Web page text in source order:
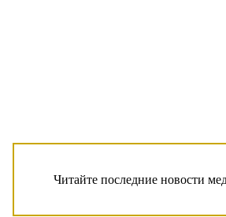
Читайте последние новости